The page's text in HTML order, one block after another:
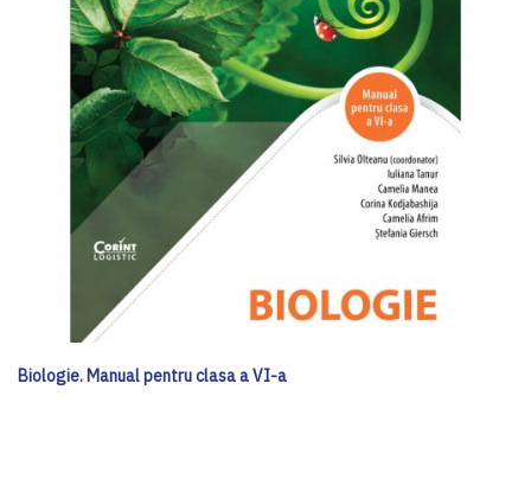
Biologie. Manual pentru clasa a VI-a